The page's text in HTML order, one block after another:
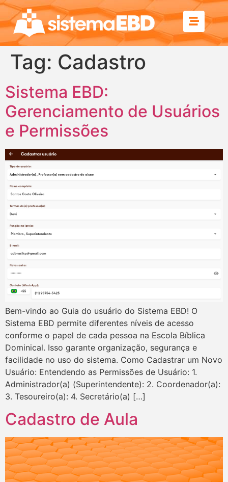
Tag: Cadastro
Sistema EBD:
Gerenciamento de Usuários
e Permissões
Bem-vindo ao Guia do usuário do Sistema EBD! O
Sistema EBD permite diferentes níveis de acesso
conforme o papel de cada pessoa na Escola Bíblica
Dominical. Isso garante organização, segurança e
facilidade no uso do sistema. Como Cadastrar um Novo
Usuário: Entendendo as Permissões de Usuário: 1.
Administrador(a) (Superintendente): 2. Coordenador(a):
3. Tesoureiro(a): 4. Secretário(a) […]
Cadastro de Aula